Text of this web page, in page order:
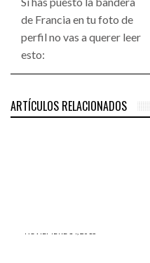
de Francia en tu foto de
perfil no vas a querer leer
esto:
ARTÍCULOS RELACIONADOS
2 DÍAS HACE